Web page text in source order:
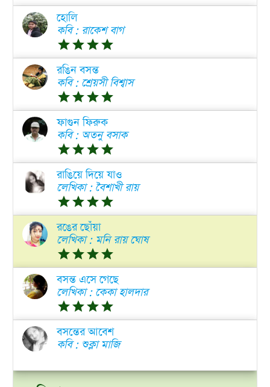
হোলি
কবি : রাকেশ বাগ
gradegradegradegrade
রঙিন বসন্ত
কবি : শ্রেয়সী বিশ্বাস
gradegradegradegrade
ফাগুন ফিরুক
কবি : অতনু বসাক
gradegradegradegrade
রাঙিয়ে দিয়ে যাও
লেখিকা : বৈশাখী রায়
gradegradegradegrade
রঙের ছোঁয়া
লেখিকা : মনি রায় ঘোষ
gradegradegradegrade
বসন্ত এসে গেছে
লেখিকা : কেকা হালদার
gradegradegradegrade
বসন্তের আবেশ
কবি : শুক্লা মাজি